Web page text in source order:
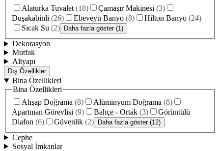
Alaturka Tuvalet (18) Çamaşır Makinesi (3)
Duşakabinli (26) Ebeveyn Banyo (8) Hilton Banyo (24)
Sıcak Su (2) Daha fazla göster (1)
Dekorasyon
Mutfak
Altyapı
Dış Özellikler
Bina Özellikleri
Bina Özellikleri
Ahşap Doğrama (8) Alüminyum Doğrama (8)
Apartman Görevlisi (9) Bahçe - Ortak (3)
Görüntülü
Diafon (6) Güvenlik (2) Daha fazla göster (12)
Cephe
Sosyal İmkanlar